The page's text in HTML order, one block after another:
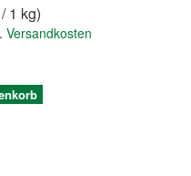
/ 1 kg)
Versandkosten